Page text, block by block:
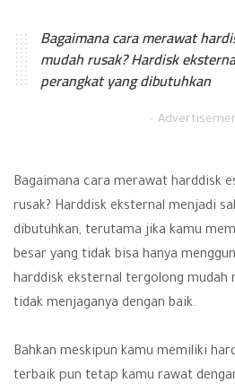
Bagaimana cara merawat
mudah rusak? Hardisk
perangkat yang dibutuhkan
–
Bagaimana cara merawat harddisk
rusak? Harddisk eksternal menjadi
dibutuhkan, terutama jika kamu
besar yang tidak bisa hanya
harddisk eksternal tergolong mudah
tidak menjaganya dengan baik.
Bahkan meskipun kamu memiliki
terbaik pun tetap kamu rawat